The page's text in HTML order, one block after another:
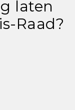
laten
Raad?